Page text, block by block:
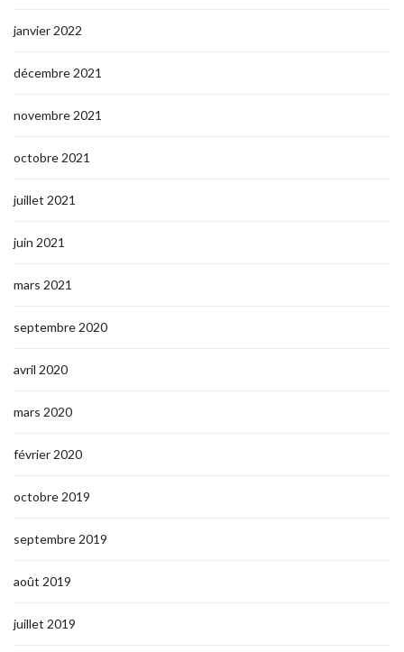
janvier 2022
décembre 2021
novembre 2021
octobre 2021
juillet 2021
juin 2021
mars 2021
septembre 2020
avril 2020
mars 2020
février 2020
octobre 2019
septembre 2019
août 2019
juillet 2019